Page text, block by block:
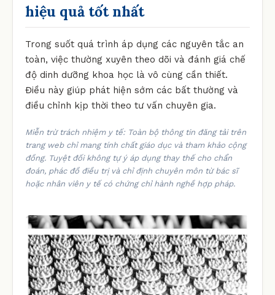
hiệu quả tốt nhất
Trong suốt quá trình áp dụng các nguyên tắc an
toàn, việc thường xuyên theo dõi và đánh giá chế
độ dinh dưỡng khoa học là vô cùng cần thiết.
Điều này giúp phát hiện sớm các bất thường và
điều chỉnh kịp thời theo tư vấn chuyên gia.
Miễn trừ trách nhiệm y tế: Toàn bộ thông tin đăng tải trên
trang web chỉ mang tính chất giáo dục và tham khảo cộng
đồng. Tuyệt đối không tự ý áp dụng thay thế cho chẩn
đoán, phác đồ điều trị và chỉ định chuyên môn từ bác sĩ
hoặc nhân viên y tế có chứng chỉ hành nghề hợp pháp.